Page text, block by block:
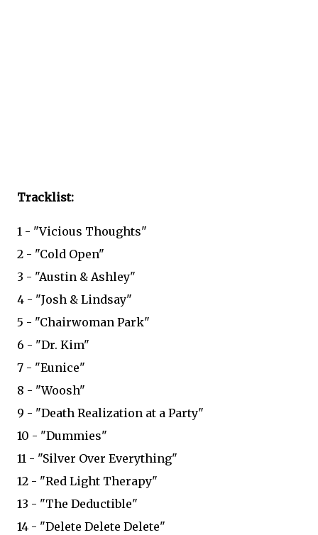
Tracklist:
1 - "Vicious Thoughts"
2 - "Cold Open"
3 - "Austin & Ashley"
4 - "Josh & Lindsay"
5 - "Chairwoman Park"
6 - "Dr. Kim"
7 - "Eunice"
8 - "Woosh"
9 - "Death Realization at a Party"
10 - "Dummies"
11 - "Silver Over Everything"
12 - "Red Light Therapy"
13 - "The Deductible"
14 - "Delete Delete Delete"